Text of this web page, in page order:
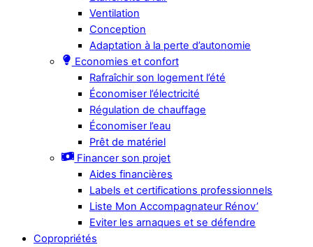
Ventilation
Conception
Adaptation à la perte d’autonomie
Economies et confort
Rafraîchir son logement l’été
Économiser l’électricité
Régulation de chauffage
Économiser l’eau
Prêt de matériel
Financer son projet
Aides financières
Labels et certifications professionnels
Liste Mon Accompagnateur Rénov’
Eviter les arnaques et se défendre
Copropriétés